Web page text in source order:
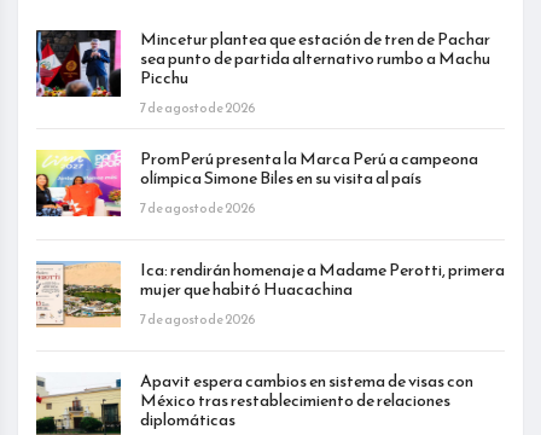
Mincetur plantea que estación de tren de Pachar
sea punto de partida alternativo rumbo a Machu
Picchu
7 de agosto de 2026
PromPerú presenta la Marca Perú a campeona
olímpica Simone Biles en su visita al país
7 de agosto de 2026
Ica: rendirán homenaje a Madame Perotti, primera
mujer que habitó Huacachina
7 de agosto de 2026
Apavit espera cambios en sistema de visas con
México tras restablecimiento de relaciones
diplomáticas